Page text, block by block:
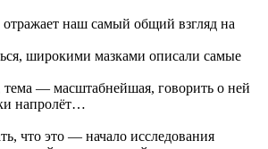
отражает наш самый общий взгляд на
широкими мазками описали самые
тема — масштабнейшая, говорить о ней
напролёт…
что это — начало исследования